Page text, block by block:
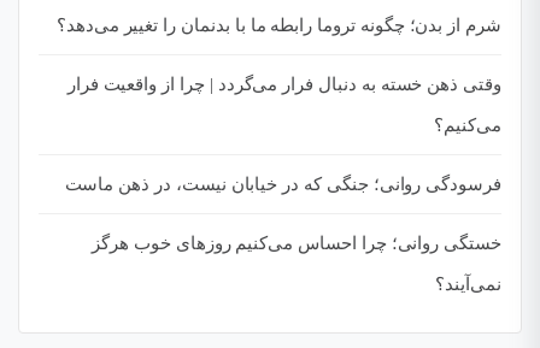
شرم از بدن؛ چگونه تروما رابطه ما با بدنمان را تغییر می‌دهد؟
وقتی ذهن خسته به دنبال فرار می‌گردد | چرا از واقعیت فرار
می‌کنیم؟
فرسودگی روانی؛ جنگی که در خیابان نیست، در ذهن ماست
خستگی روانی؛ چرا احساس می‌کنیم روزهای خوب هرگز
نمی‌آیند؟